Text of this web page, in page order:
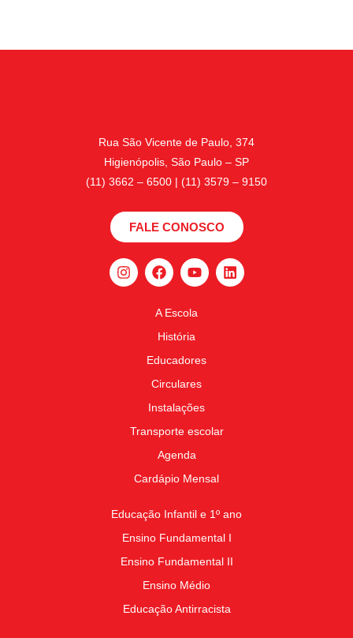
Rua São Vicente de Paulo, 374
Higienópolis, São Paulo – SP
(11) 3662 – 6500 | (11) 3579 – 9150
FALE CONOSCO
A Escola
História
Educadores
Circulares
Instalações
Transporte escolar
Agenda
Cardápio Mensal
Educação Infantil e 1º ano
Ensino Fundamental I
Ensino Fundamental II
Ensino Médio
Educação Antirracista